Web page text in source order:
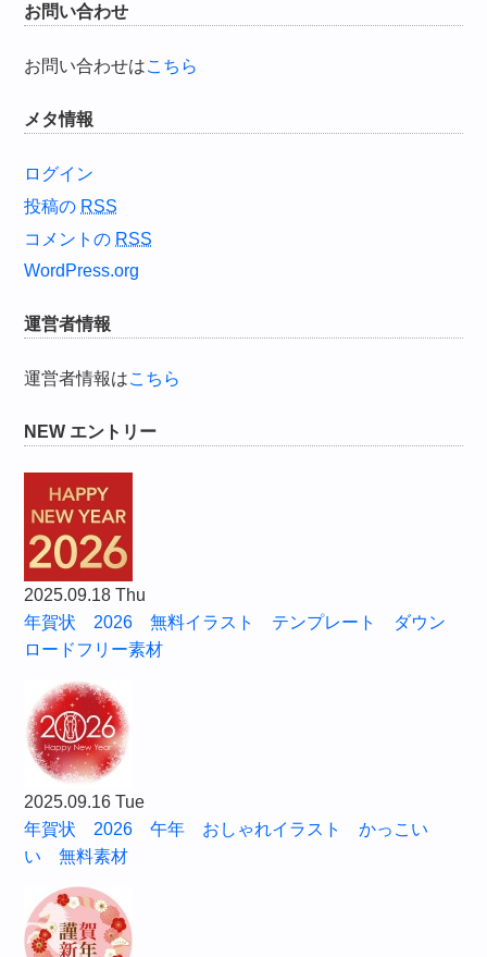
お問い合わせ
お問い合わせはこちら
メタ情報
ログイン
投稿の RSS
コメントの RSS
WordPress.org
運営者情報
運営者情報はこちら
NEW エントリー
2025.09.18 Thu
年賀状 2026 無料イラスト テンプレート ダウン
ロードフリー素材
2025.09.16 Tue
年賀状 2026 午年 おしゃれイラスト かっこい
い 無料素材